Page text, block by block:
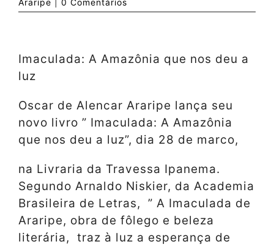
Araripe
0 Comentários
Imaculada: A Amazônia que nos deu a
luz
Oscar de Alencar Araripe lança seu
novo livro ” Imaculada: A Amazônia
que nos deu a luz”, dia 28 de marco,
na Livraria da Travessa Ipanema.
Segundo Arnaldo Niskier, da Academia
Brasileira de Letras, ” A Imaculada de
Araripe, obra de fôlego e beleza
literária, traz à luz a esperança de